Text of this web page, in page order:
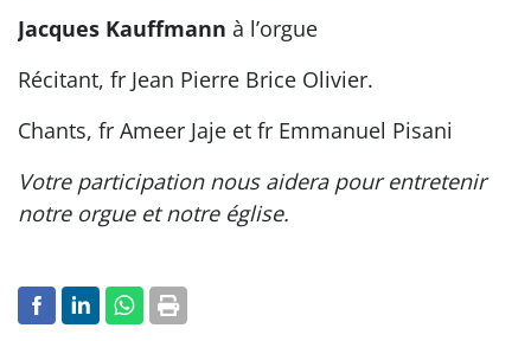
Jacques Kauffmann à l’orgue
Récitant, fr Jean Pierre Brice Olivier.
Chants, fr Ameer Jaje et fr Emmanuel Pisani
Votre participation nous aidera pour entretenir
notre orgue et notre église.